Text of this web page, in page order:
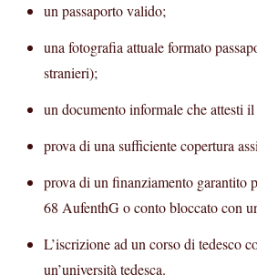
un passaporto valido;
una fotografia attuale formato
stranieri);
un documento informale che attesti
prova di una sufficiente copertura
prova di un finanziamento garantito
68 AufenthG o conto bloccato con
L’iscrizione ad un corso di tedesco
un’università tedesca.